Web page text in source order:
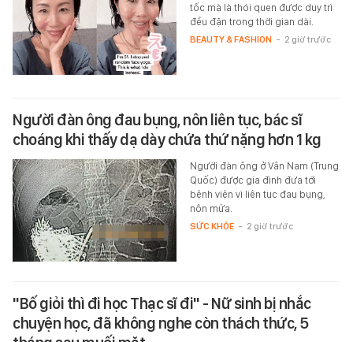
tốc mà là thói quen được duy trì
đều đặn trong thời gian dài.
BEAUTY & FASHION - 2 giờ trước
Người đàn ông đau bụng, nôn liên tục, bác sĩ
choáng khi thấy dạ dày chứa thứ nặng hơn 1 kg
Người đàn ông ở Vân Nam (Trung
Quốc) được gia đình đưa tới
bệnh viện vì liên tục đau bụng,
nôn mửa.
SỨC KHỎE - 2 giờ trước
"Bố giỏi thì đi học Thạc sĩ đi" - Nữ sinh bị nhắc
chuyện học, đã không nghe còn thách thức, 5